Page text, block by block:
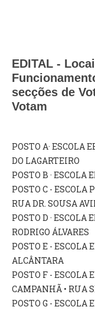
CONSTITUIÇÃO
PRESIDENTE
EXECUTIVO E
DOCUMENTOS
REGULAMENTOS E
RELATÓRIO E CONTAS
RECRUTAMENTO
EDITAL -
secções de
Votam
POSTO A· ESCOLA
DO LAGARTEIRO
POSTO B · ESCOLA
POSTO C - ESCOLA
RUA DR. SOUSA
POSTO D ·
RODRIGO ÁLVARES
POSTO E - ESCOLA
ALCÂNTARA
POSTO F - ESCOLA
CAMPANHÃ • RUA
POSTO G - ESCOLA